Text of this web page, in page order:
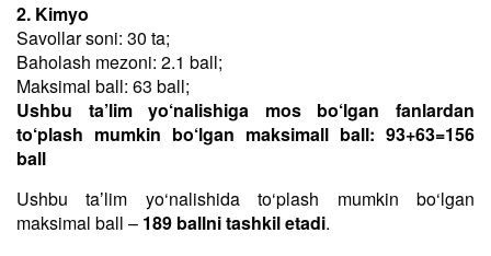
2. Kimyo
Savollar soni: 30 ta;
Baholash mezoni: 2.1 ball;
Maksimal ball: 63 ball;
Ushbu ta’lim yo‘nalishiga mos bo‘lgan fanlardan
to‘plash mumkin bo‘lgan maksimall ball: 93+63=156
ball
Ushbu taʼlim yo‘nalishida to‘plash mumkin bo‘lgan
maksimal ball – 189 ballni tashkil etadi.